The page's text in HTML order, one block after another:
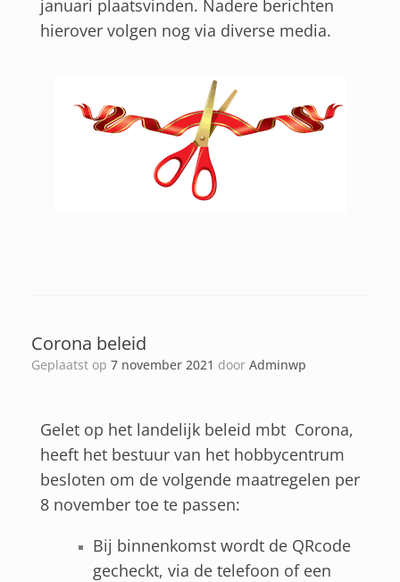
januari plaatsvinden. Nadere berichten
hierover volgen nog via diverse media.
Corona beleid
Geplaatst op 7 november 2021 door Adminwp
Gelet op het landelijk beleid mbt Corona,
heeft het bestuur van het hobbycentrum
besloten om de volgende maatregelen per
8 november toe te passen:
Bij binnenkomst wordt de QRcode
gecheckt, via de telefoon of een